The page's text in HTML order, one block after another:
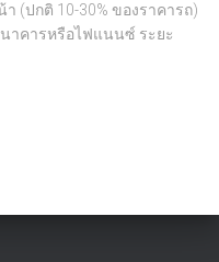
(ปกติ 10-30% ของราคารถ)
าคารหรือไฟแนนซ์ ระยะ